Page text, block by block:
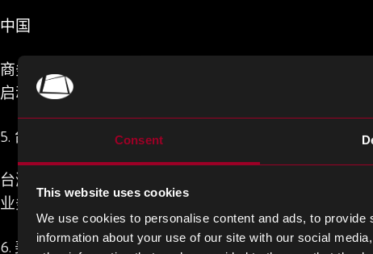
Consent
This website uses cookies
We use cookies to personalise content and ads, to
information about your use of our site with our social
中国
商务部对欧盟对中国电动汽车补贴的调查表示不满，
启动调查，可能对受益于国家补贴的中国电动汽车进口
5. 台湾考虑对关键技术进行更严格的监管，调查华为链
台湾正在探索对计算机芯片等关键技术实施更严格的
业务的公司，如果他们的活动不符合最初的政府批准
6. 美国将收紧对中国的芯片制造设备出口规定